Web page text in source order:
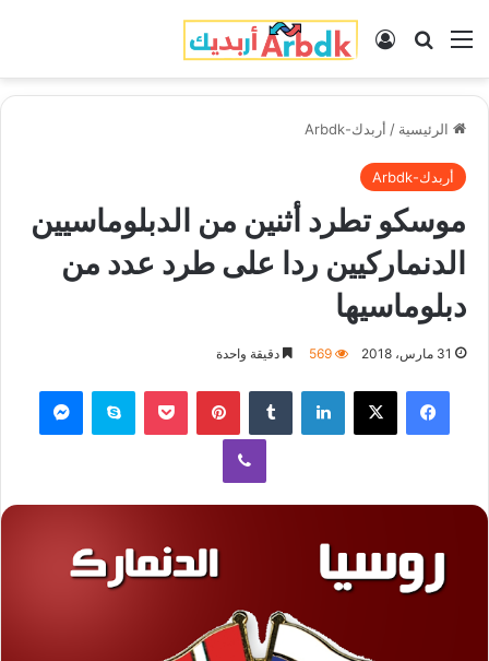
القائمة بحث عنتسجيل الدخول
الرئيسية / أربدك-Arbdk
أربدك-Arbdk
موسكو تطرد أثنين من الدبلوماسيين
الدنماركيين ردا على طرد عدد من
دبلوماسيها
31 مارس، 2018 569 دقيقة واحدة
فيسبوك لينكدإن بينتيريست سكايب
ڤايبر